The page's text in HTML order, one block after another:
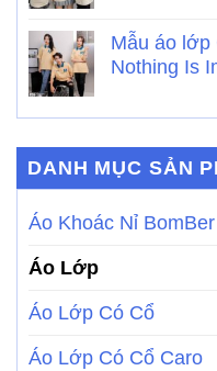
Mẫu áo lớp
Nothing Is
DANH MỤC SẢN
Áo Khoác Nỉ BomBer
Áo Lớp
Áo Lớp Có Cổ
Áo Lớp Có Cổ Caro